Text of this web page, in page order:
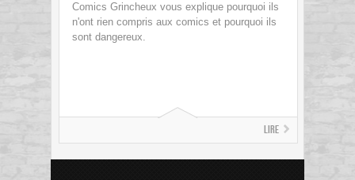
Comics Grincheux vous explique pourquoi ils
n'ont rien compris aux comics et pourquoi ils
sont dangereux.
Lire